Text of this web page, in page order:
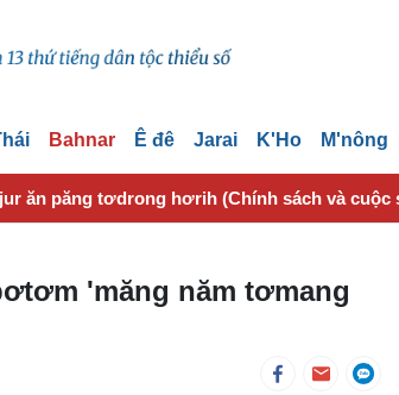
Bahnar Ê đê Jarai K'Ho M'nông
ăn păng tơdrong hơrih (Chính sách và cuộc
'măng năm tơmang